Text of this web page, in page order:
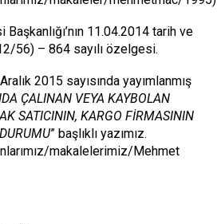
11.04.2014 tarih ve
56) – 864 sayılı özelgesi.
2015 sayısında yayımlanmış
ÇALINAN VEYA KAYBOLAN
SATICININ, KARGO FİRMASININ
” başlıklı yazımız.
makalelerimiz/Mehmet